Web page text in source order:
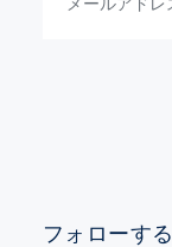
フォローする